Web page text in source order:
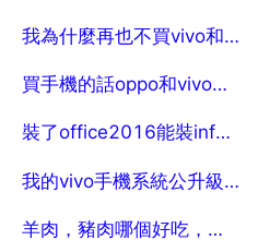
2025-07-29 我為什麼再也不買vivo和OPPO
2025-07-29 買手機的話oppo和vivo這兩個品牌的產品，到底哪個好？
2025-07-29 裝了office2016能裝infopath2013嗎
2025-07-29 我的vivo手機系統公升級了開機就一直是這樣怎麼辦
2025-07-29 羊肉，豬肉哪個好吃，豬肉和羊肉哪個好吃？